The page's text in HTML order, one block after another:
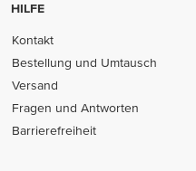
HILFE
Kontakt
Bestellung und Umtausch
Versand
Fragen und Antworten
Barrierefreiheit